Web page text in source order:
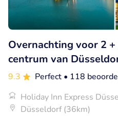
Overnachting voor 2
centrum van
9.3 Perfect • 118
Holiday Inn Express
Düsseldorf (36km)